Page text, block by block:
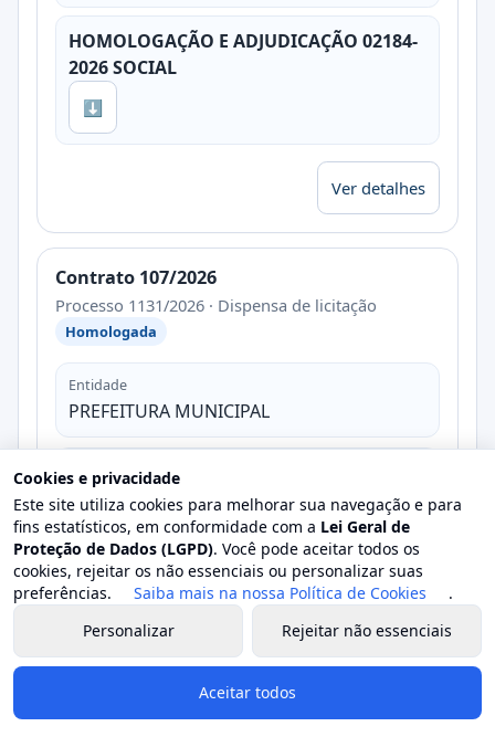
HOMOLOGAÇÃO E ADJUDICAÇÃO 02184-
2026 SOCIAL
⬇
Ver detalhes
Contrato 107/2026
Processo 1131/2026 · Dispensa de licitação
Homologada
Entidade
PREFEITURA MUNICIPAL
Data de publicação
25/06/2026
Contratado
Marilane de Freitas Venâncio Monteiro
CPF/CNPJ
59.***.***/****-00
Vigência
Cookies e privacidade
Este site utiliza cookies para melhorar sua navegação e para
fins estatísticos, em conformidade com a Lei Geral de
Proteção de Dados (LGPD). Você pode aceitar todos os
cookies, rejeitar os não essenciais ou personalizar suas
preferências.
Saiba mais na nossa Política de Cookies
.
Personalizar
Rejeitar não essenciais
Aceitar todos